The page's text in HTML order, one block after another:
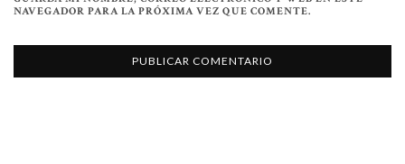
NAVEGADOR PARA LA PRÓXIMA VEZ QUE COMENTE.